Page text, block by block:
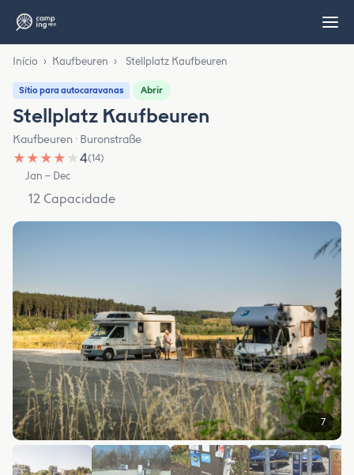
Início › Kaufbeuren › Stellplatz Kaufbeuren
Sítio para autocaravanas Abrir
Stellplatz Kaufbeuren
Kaufbeuren · Buronstraße
★ ★ ★ ★ ★4(14)
Jan – Dec
12 Capacidade
7